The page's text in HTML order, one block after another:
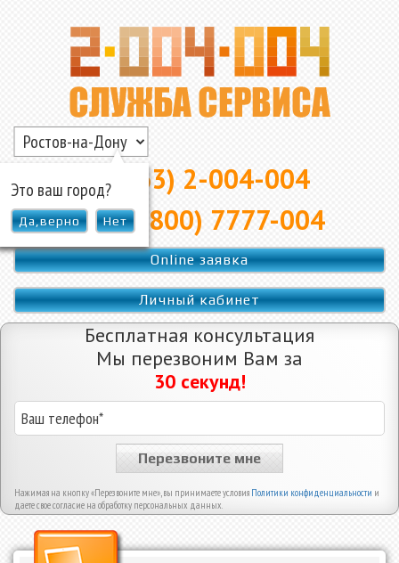
▲
Это ваш город?
Да,верно Нет
8 (863) 2-004-004
8 (800) 7777-004
Online заявка
Личный кабинет
Бесплатная консультация
Мы перезвоним Вам за
30 секунд!
Перезвоните мне
Нажимая на кнопку «Перезвоните мне», вы принимаете условия Политики конфиденциальности и
даете свое согласие на обработку персональных данных.